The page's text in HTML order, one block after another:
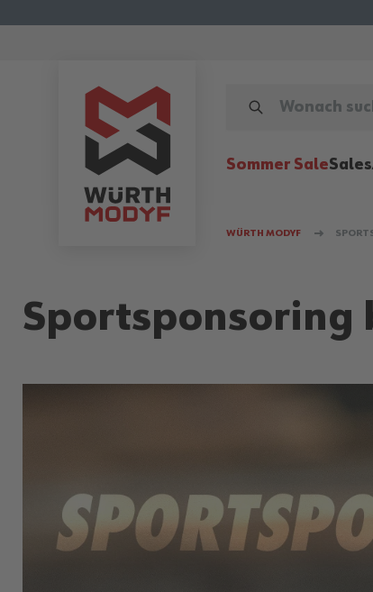
Sommer SaleSales
WÜRTH MODYF
Sportsponsoring